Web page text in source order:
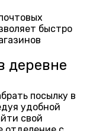
быстро
деревне
посылку в
удобной
свой